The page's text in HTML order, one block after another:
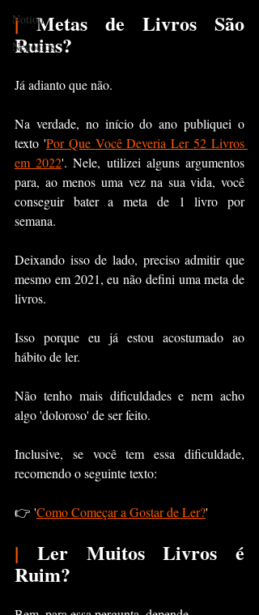
Notion
Negócios
| Metas de Livros São
Ruins?
Já adianto que não.
Na verdade, no início do ano publiquei o
texto 'Por Que Você Deveria Ler 52 Livros
em 2022'. Nele, utilizei alguns argumentos
para, ao menos uma vez na sua vida, você
conseguir bater a meta de 1 livro por
semana.
Deixando isso de lado, preciso admitir que
mesmo em 2021, eu não defini uma meta de
livros.
Isso porque eu já estou acostumado ao
hábito de ler.
Não tenho mais dificuldades e nem acho
algo 'doloroso' de ser feito.
Inclusive, se você tem essa dificuldade,
recomendo o seguinte texto:
👉 'Como Começar a Gostar de Ler?'
| Ler Muitos Livros é
Ruim?